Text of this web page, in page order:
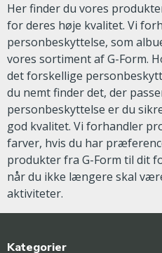
Her finder du vores
for deres høje kvalitet. Vi
personbeskyttelse, som
vores sortiment af G-Form.
det forskellige
du nemt finder det, der
personbeskyttelse er du
god kvalitet. Vi forhandler
farver, hvis du har
produkter fra G-Form til dit
når du ikke længere skal
aktiviteter.
Kategorier